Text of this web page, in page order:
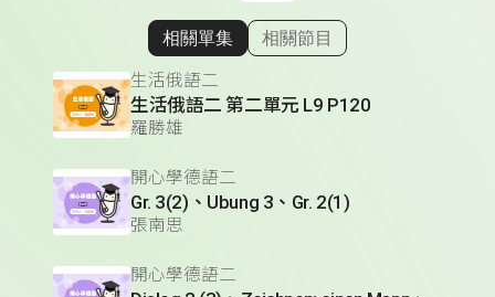
顯示相關單集
相關單集 相關節目
生活俄語二
生活俄語二 第二單元 L9 P120
羅勝雄
開心學德語二
Gr. 3(2)、Ubung 3、Gr. 2(1)
張南思
開心學德語二